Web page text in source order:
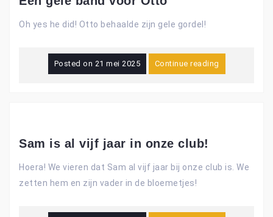
Oh yes he did! Otto behaalde zijn gele gordel!
Posted on 21 mei 2025 Continue reading
Sam is al vijf jaar in onze club!
Hoera! We vieren dat Sam al vijf jaar bij onze club is. We
zetten hem en zijn vader in de bloemetjes!